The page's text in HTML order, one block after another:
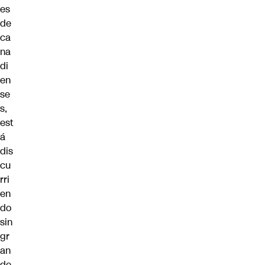
es
de
ca
na
di
en
se
s,
est
á
dis
cu
rri
en
do
sin
gr
an